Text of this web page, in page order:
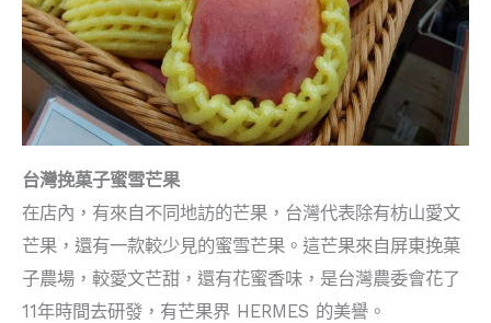
台灣挽菓子蜜雪芒果
在店內，有來自不同地訪的芒果，台灣代表除有枋山愛文
芒果，還有一款較少見的蜜雪芒果。這芒果來自屏東挽菓
子農場，較愛文芒甜，還有花蜜香味，是台灣農委會花了
11年時間去研發，有芒果界 HERMES 的美譽。